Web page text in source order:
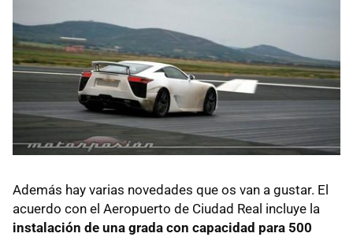
Además hay varias novedades que os van a gustar. El
acuerdo con el Aeropuerto de Ciudad Real incluye la
instalación de una grada con capacidad para 500